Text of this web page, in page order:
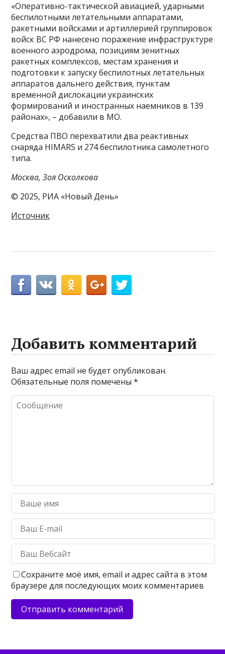
«Оперативно-тактической авиацией, ударными
беспилотными летательными аппаратами,
ракетными войсками и артиллерией группировок
войск ВС РФ нанесено поражение инфраструктуре
военного аэродрома, позициям зенитных
ракетных комплексов, местам хранения и
подготовки к запуску беспилотных летательных
аппаратов дальнего действия, пунктам
временной дислокации украинских
формирований и иностранных наемников в 139
районах», – добавили в МО.
Средства ПВО перехватили два реактивных
снаряда HIMARS и 274 беспилотника самолетного
типа.
Москва, Зоя Осколкова
© 2025, РИА «Новый День»
Источник
Добавить комментарий
Ваш адрес email не будет опубликован.
Обязательные поля помечены*
Сохраните моё имя, email и адрес сайта в этом
браузере для последующих моих комментариев